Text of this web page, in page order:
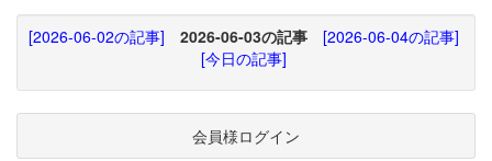
[2026-06-02の記事] 2026-06-03の記事
[2026-06-04の記事]
[今日の記事]
会員様ログイン